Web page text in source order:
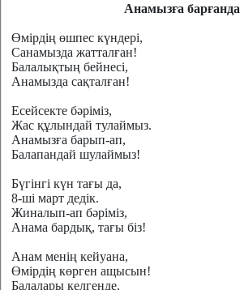
Анамызға барғанда
Өмірдің өшпес күндері,
Санамызда жатталған!
Балалықтың бейнесі,
Анамызда сақталған!
Есейсекте бәріміз,
Жас құлындай тулаймыз.
Анамызға барып-ап,
Балапандай шулаймыз!
Бүгінгі күн тағы да,
8-ші март дедік.
Жиналып-ап бәріміз,
Анама бардық, тағы біз!
Анам менің кейуана,
Өмірдің көрген ащысын!
Балалары келгенде,